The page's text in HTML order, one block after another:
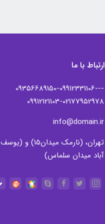
ارتباط با ما
--09356689150-09912331106-
09912121103-02177952978
info@domain.ir
تهران، (نارمک میدان15) و (یوسف
آباد میدان سلماس)